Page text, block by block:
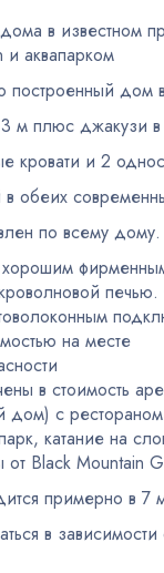
в известном
и аквапарком
дом
м плюс джакузи
кровати и 2
обеих
по всему
хорошим
печью.
на месте
в стоимость
дом) с
катание на
Black Mountain
примерно в
в